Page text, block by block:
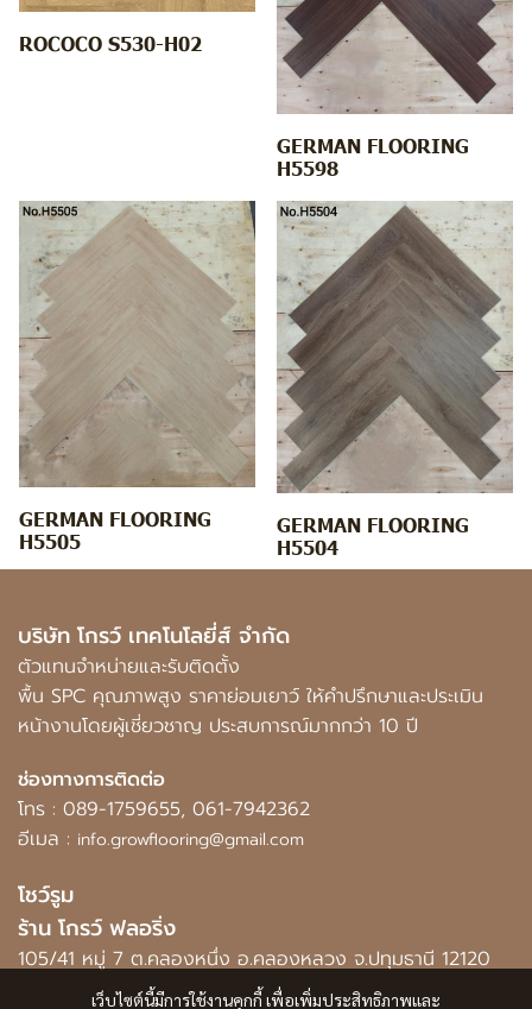
ROCOCO S530-H02
GERMAN FLOORING
H5598
GERMAN FLOORING
H5505
GERMAN FLOORING
H5504
เว็บไซต์นี้มีการใช้งานคุกกี้ เพื่อเพิ่มประสิทธิภาพและ
บริษัท โกรว์ เทคโนโลยี่ส์ จำกัด
ตัวแทนจำหน่ายและรับติดตั้ง
พื้น SPC คุณภาพสูง ราคาย่อมเยาว์ ให้คำปรึกษาและประเมิน
หน้างานโดยผู้เชี่ยวชาญ ประสบการณ์มากกว่า 10 ปี
ช่องทางการติดต่อ
โทร : 089-1759655, 061-7942362
อีเมล : info.growflooring@gmail.com
โชว์รูม
ร้าน โกรว์ ฟลอริ่ง
105/41 หมู่ 7 ต.คลองหนึ่ง อ.คลองหลวง จ.ปทุมธานี 12120